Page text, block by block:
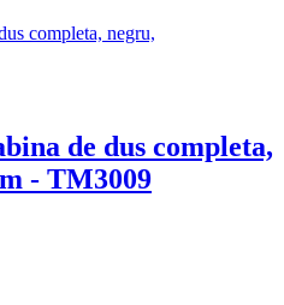
de dus completa,
- TM3009